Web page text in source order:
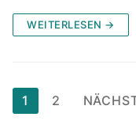
WEITERLESEN →
der
1 2